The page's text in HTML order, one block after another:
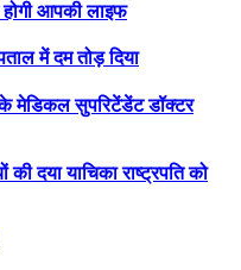
होगी आपकी लाइफ
में दम तोड़ दिया
मेडिकल सुपरिटेंडेंट डॉक्टर
दया याचिका राष्ट्रपति को